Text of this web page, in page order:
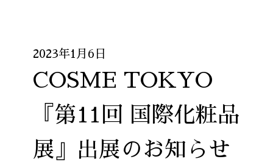
2023年1月6日
COSME TOKYO
『第11回 国際化粧品
展』出展のお知らせ